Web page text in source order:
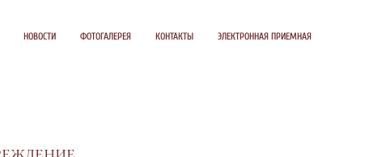
НОВОСТИ ФОТОГАЛЕРЕЯ КОНТАКТЫ ЭЛЕКТРОННАЯ ПРИЕМНАЯ